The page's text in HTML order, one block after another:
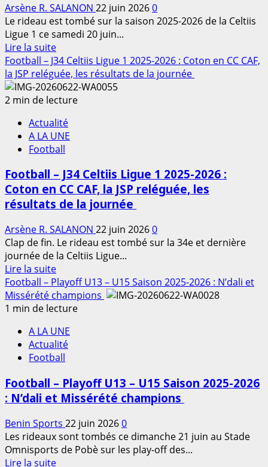
et
valide
son
ticket
pour
la
Première
League
Arsène R. SALANON 22 juin 20260
Le rideau est tombé sur la saison 2025-2026 de la Celtiis
Ligue 1 ce samedi 20 juin...
Lire la suiteEn
savoir
plus
sur
Football
Celtiis
Ligue
1
2026
:
Les
et
relégués
sont
connus,
retour
sur
les
marquants
de
la
saison
Football – J34 Celtiis Ligue 1 2025-2026 : Coton en CC CAF,
la JSP reléguée, les résultats de la journée
2 min de lecture
Actualité
A LA UNE
Football
Football – J34 Celtiis Ligue 1 2025-2026 :
Coton en CC CAF, la JSP reléguée, les
résultats de la journée
Arsène R. SALANON 22 juin 20260
Clap de fin. Le rideau est tombé sur la 34e et dernière
journée de la Celtiis Ligue...
Lire la suiteEn
savoir
plus
sur
–
J34
Celtiis
1
2025-
:
Coton
en
Football – Playoff U13 – U15 Saison 2025-2026 : N’dali et
Missérété champions
1 min de lecture
A LA UNE
Actualité
Football
Football – Playoff U13 – U15 Saison 2025-2026
: N’dali et Missérété champions
Benin Sports 22 juin 20260
Les rideaux sont tombés ce dimanche 21 juin au Stade
Omnisports de Pobè sur les play-off des...
Lire la suiteEn